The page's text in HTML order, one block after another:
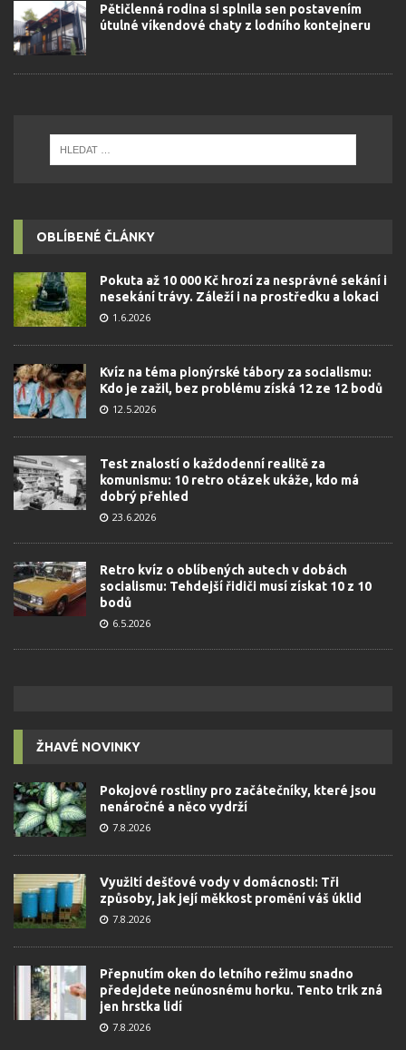
Pětičlenná rodina si splnila sen postavením
útulné víkendové chaty z lodního kontejneru
OBLÍBENÉ ČLÁNKY
Pokuta až 10 000 Kč hrozí za nesprávné sekání i
nesekání trávy. Záleží i na prostředku a lokaci
1.6.2026
Kvíz na téma pionýrské tábory za socialismu:
Kdo je zažil, bez problému získá 12 ze 12 bodů
12.5.2026
Test znalostí o každodenní realitě za
komunismu: 10 retro otázek ukáže, kdo má
dobrý přehled
23.6.2026
Retro kvíz o oblíbených autech v dobách
socialismu: Tehdejší řidiči musí získat 10 z 10
bodů
6.5.2026
ŽHAVÉ NOVINKY
Pokojové rostliny pro začátečníky, které jsou
nenáročné a něco vydrží
7.8.2026
Využití dešťové vody v domácnosti: Tři
způsoby, jak její měkkost promění váš úklid
7.8.2026
Přepnutím oken do letního režimu snadno
předejdete neúnosnému horku. Tento trik zná
jen hrstka lidí
7.8.2026